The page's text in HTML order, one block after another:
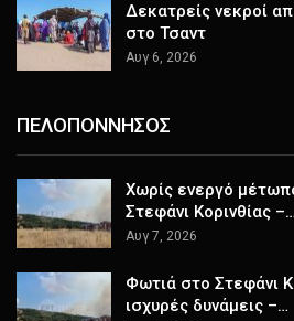
Δεκατρείς νεκροί
στο Τσαντ
Αυγ 6, 2026
ΠΕΛΟΠΟΝΝΗΣΟΣ
Χωρίς ενεργό
Στεφάνι Κορινθίας
Αυγ 7, 2026
Φωτιά στο Στεφάνι
ισχυρές δυνάμεις –…